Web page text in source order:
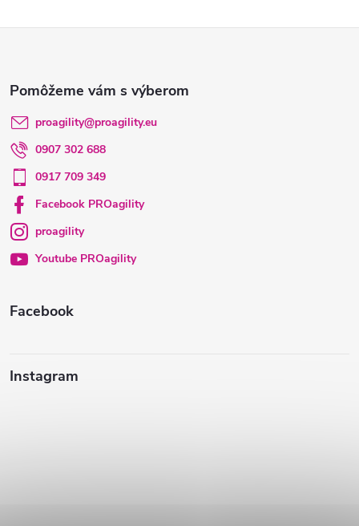
á
p
ä
Facebook
Instagram
proagility@proagility.eu
0907 302 688
0917 709 349
Facebook PROagility
proagility
Youtube PROagility